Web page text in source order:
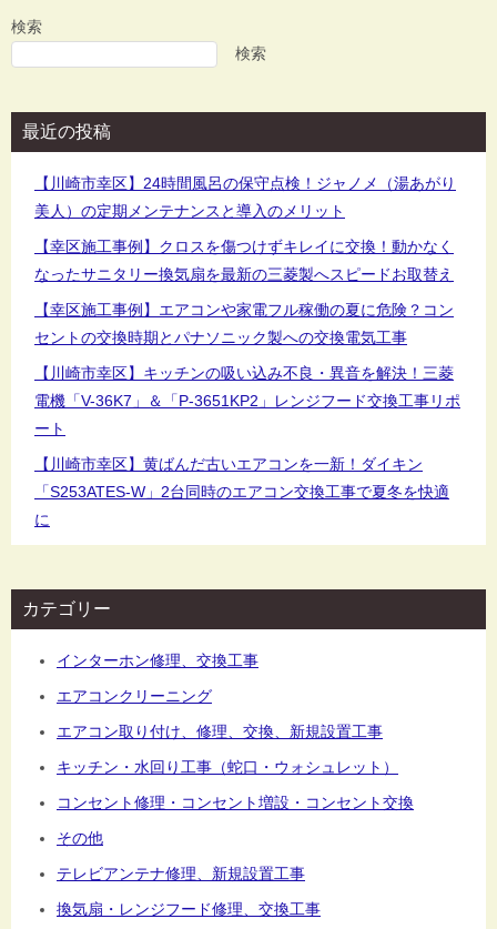
ビ
ゲ
シ
ョ
検索
検索
最近の投稿
【川崎市幸区】24時間風呂の保守点検！ジャノメ（湯あがり
美人）の定期メンテナンスと導入のメリット
【幸区施工事例】クロスを傷つけずキレイに交換！動かなく
なったサニタリー換気扇を最新の三菱製へスピードお取替え
【幸区施工事例】エアコンや家電フル稼働の夏に危険？コン
セントの交換時期とパナソニック製への交換電気工事
【川崎市幸区】キッチンの吸い込み不良・異音を解決！三菱
電機「V-36K7」＆「P-3651KP2」レンジフード交換工事リポ
ート
【川崎市幸区】黄ばんだ古いエアコンを一新！ダイキン
「S253ATES-W」2台同時のエアコン交換工事で夏冬を快適
に
カテゴリー
インターホン修理、交換工事
エアコンクリーニング
エアコン取り付け、修理、交換、新規設置工事
キッチン・水回り工事（蛇口・ウォシュレット）
コンセント修理・コンセント増設・コンセント交換
その他
テレビアンテナ修理、新規設置工事
換気扇・レンジフード修理、交換工事